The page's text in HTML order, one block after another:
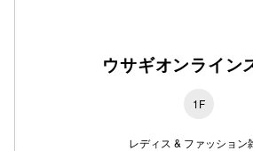
ウサギオンライン
1F
レディス & ファッション